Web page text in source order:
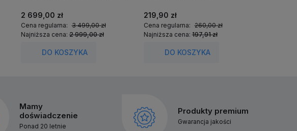
2 699,00 zł
Cena regularna: 3 499,00 zł
Najniższa cena:2 999,00 zł
DO KOSZYKA
219,90 zł
Cena regularna: 260,00 zł
Najniższa cena:197,91 zł
DO KOSZYKA
Mamy
doświadczenie
Ponad 20 letnie
Produkty premium
Gwarancja jakości